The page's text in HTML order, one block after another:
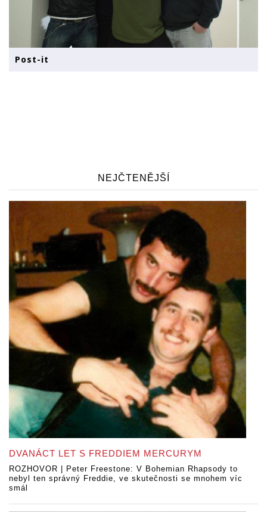
Post-it
NEJČTENĚJŠÍ
DVANÁCT LET S FREDDIEM MERCURYM
ROZHOVOR | Peter Freestone: V Bohemian Rhapsody to
nebyl ten správný Freddie, ve skutečnosti se mnohem víc
smál